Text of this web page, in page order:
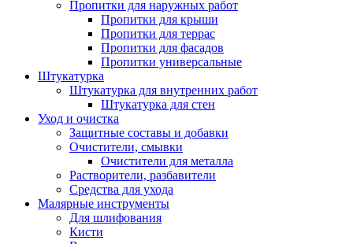
Пропитки для наружных работ
Пропитки для крыши
Пропитки для террас
Пропитки для фасадов
Пропитки универсальные
Штукатурка
Штукатурка для внутренних работ
Штукатурка для стен
Уход и очистка
Защитные составы и добавки
Очистители, смывки
Очистители для металла
Растворители, разбавители
Средства для ухода
Малярные инструменты
Для шлифования
Кисти